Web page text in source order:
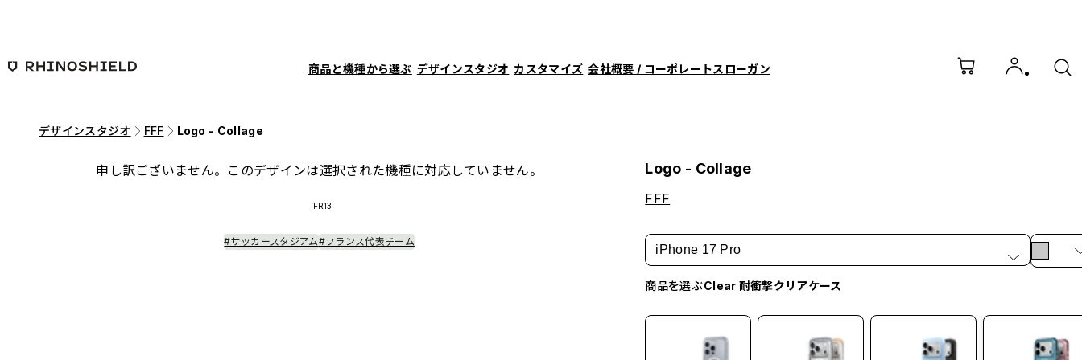
商品と機種から選ぶ デザインスタジオ カスタマイズ 会社概要 / コーポレートスローガン
デザインスタジオ FFF Logo - Collage
申し訳ございません。このデザインは選択された機種に対応していません。
FR13
#サッカースタジアム#フランス代表チーム
Logo - Collage
FFF
iPhone 17 Pro
商品を選ぶClear 耐衝撃クリアケース